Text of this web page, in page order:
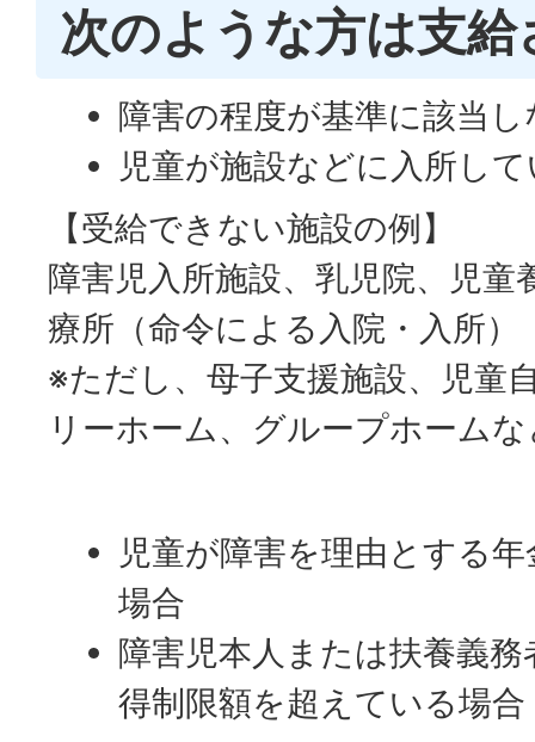
次のような方は支
障害の程度が基準に該当
児童が施設などに入所し
【受給できない施設の例】
障害児入所施設、乳児院、児童
療所（命令による入院・入所）
※ただし、母子支援施設、児童
リーホーム、グループホーム
児童が障害を理由とする
場合
障害児本人または扶養義
得制限額を超えている場合